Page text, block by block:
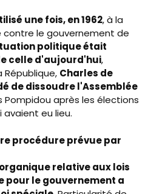
une fois, en 1962, à la
le gouvernement de
politique était
celle d'aujourd'hui,
Charles de
de dissoudre l'Assemblée
après les élections
eu lieu.
procédure prévue par
relative aux lois
pour le gouvernement a